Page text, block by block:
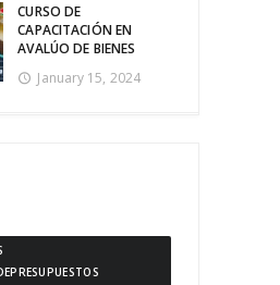
CURSO DE
CAPACITACIÓN EN
AVALÚO DE BIENES
January 15, 2024